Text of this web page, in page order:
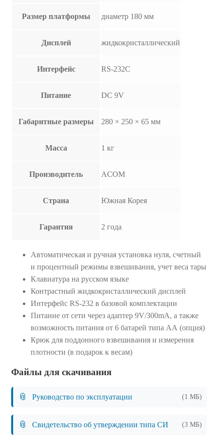
Размер платформы диаметр 180 мм
Дисплей жидкокристаллический
Интерфейс RS-232C
Питание DC 9V
Габаритные размеры 280 × 250 × 65 мм
Масса 1 кг
Производитель ACOM
Страна Южная Корея
Гарантия 2 года
Автоматическая и ручная установка нуля, счетный
и процентный режимы взвешивания, учет веса тары
Клавиатура на русском языке
Контрастный жидкокристаллический дисплей
Интерфейс RS-232 в базовой комплектации
Питание от сети через адаптер 9V/300mA, а также
возможность питания от 6 батарей типа АА (опция)
Крюк для поддонного взвешивания и измерения
плотности (в подарок к весам)
Файлы для скачивания
📎 Руководство по эксплуатации (1 МБ)
📎 Свидетельство об утверждении типа СИ (3 МБ)